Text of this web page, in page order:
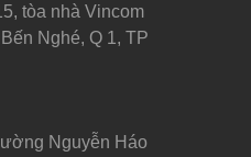
tòa nhà Vincom
Nghé, Q 1, TP
Nguyễn Háo